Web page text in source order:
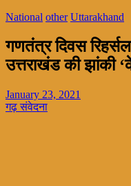
National other Uttarakhand
गणतंत्र दिवस
उत्तराखंड की झांकी
January 23, 2021
गढ़ संवेदना